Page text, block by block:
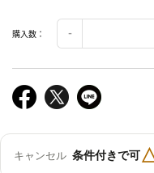
購入数：
キャンセル 条件付きで可